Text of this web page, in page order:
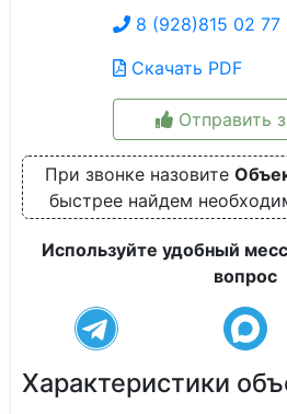
8 (928)815 02 77
Скачать PDF
Отправить
При звонке назовите
быстрее найдем
Используйте удобный
вопрос
Характеристики